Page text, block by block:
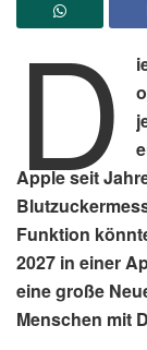
D
Apple seit
Funktion
2027 in einer
eine große
Menschen mit